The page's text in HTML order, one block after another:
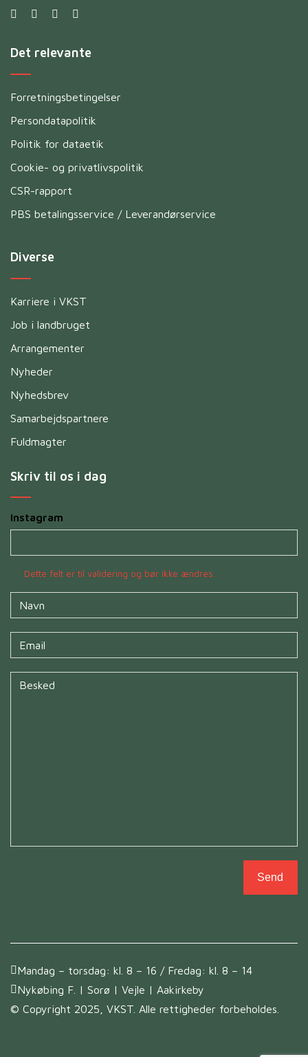
Det relevante
Forretningsbetingelser
Persondatapolitik
Politik for dataetik
Cookie- og privatlivspolitik
CSR-rapport
PBS betalingsservice / Leverandørservice
Diverse
Karriere i VKST
Job i landbruget
Arrangementer
Nyheder
Nyhedsbrev
Samarbejdspartnere
Fuldmagter
Skriv til os i dag
Instagram
Dette felt er til validering og bør ikke ændres.
Send
Mandag – torsdag: kl. 8 – 16 / Fredag: kl. 8 – 14
Nykøbing F. | Sorø | Vejle | Aakirkeby
© Copyright 2025, VKST. Alle rettigheder forbeholdes.